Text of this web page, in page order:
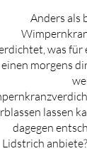
Anders als
was für
einen morgens
lassen
dagegen
Lidstrich